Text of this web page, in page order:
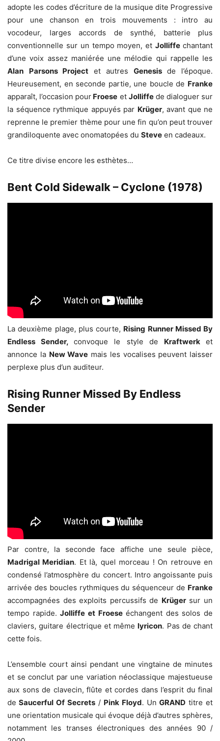
adopte les codes d’écriture de la musique dite Progressive
pour une chanson en trois mouvements : intro au
vocodeur, larges accords de synthé, batterie plus
conventionnelle sur un tempo moyen, etJolliffechantant
d’une voix assez maniérée une mélodie qui rappelle les
Alan
Parsons Project et autres Genesisde l’époque.
Heureusement, en seconde partie, une boucle de Franke
apparaît, l’occasion pour Froese et Jolliffede dialoguer sur
la séquence rythmique appuyés par Krüger, avant que ne
reprenne le premier thème pour une fin qu’on peut trouver
grandiloquente avec onomatopées du Steve en cadeaux.
Ce titre divise encore les esthètes…
Bent Cold Sidewalk – Cyclone (1978)
La deuxième plage, plus courte, Rising Runner Missed By
Endless Sender,convoque le style de Kraftwerket
annonce la New Wave mais les vocalises peuvent laisser
perplexe plus d’un auditeur.
Rising Runner Missed By Endless
Sender
Par contre, la seconde face affiche une seule pièce,
Madrigal Meridian. Et là, quel morceau ! On retrouve en
condensé l’atmosphère du concert. Intro angoissante puis
arrivée des boucles rythmiques du séquenceur de Franke
accompagnées des exploits percussifs de Krügersur un
tempo rapide.Jolliffe et Froeseéchangent des solos de
claviers, guitare électrique et mêmelyricon. Pas de chant
cette fois.
L’ensemble court ainsi pendant une vingtaine de minutes
et se conclut par une variation néoclassique majestueuse
aux sons de clavecin, flûte et cordes dans l’esprit du final
de Saucerful Of Secrets / Pink Floyd. Un GRAND titre et
une orientation musicale qui évoque déjà d’autres sphères,
notamment les transes électroniques des années 90 /